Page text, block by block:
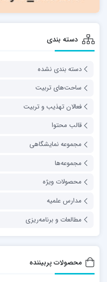
دسته بندی
دسته بندی نشده
ساحت‌های تربیت
فعالان تهذیب و تربیت
قالب محتوا
مجموعه نمایشگاهی
مجموعه‌ها
محصولات ویژه
مدارس علمیه
مطالعات و برنامه‌ریزی
محصولات پربیننده